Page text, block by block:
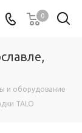
0
и оборудование
TALO